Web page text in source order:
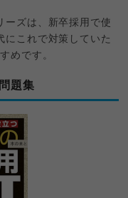
ーズは、新卒採用で使
にこれで対策していた
めです。
題集